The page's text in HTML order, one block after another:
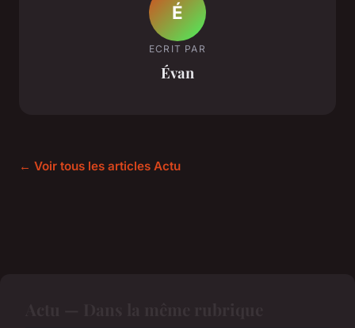
É
ECRIT PAR
Évan
← Voir tous les articles Actu